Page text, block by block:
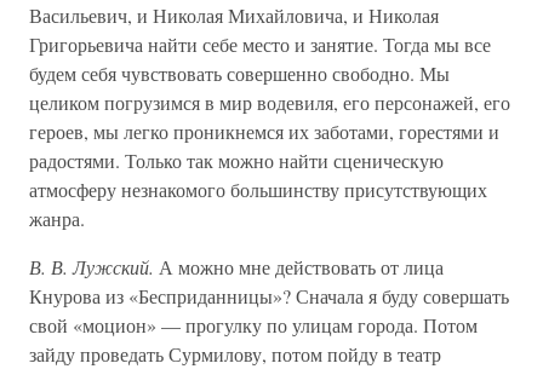
Васильевич, и Николая Михайловича, и Николая
Григорьевича найти себе место и занятие. Тогда мы все
будем себя чувствовать совершенно свободно. Мы
целиком погрузимся в мир водевиля, его персонажей, его
героев, мы легко проникнемся их заботами, горестями и
радостями. Только так можно найти сценическую
атмосферу незнакомого большинству присутствующих
жанра.
В. В. Лужский. А можно мне действовать от лица
Кнурова из «Бесприданницы»? Сначала я буду совершать
свой «моцион» — прогулку по улицам города. Потом
зайду проведать Сурмилову, потом пойду в театр